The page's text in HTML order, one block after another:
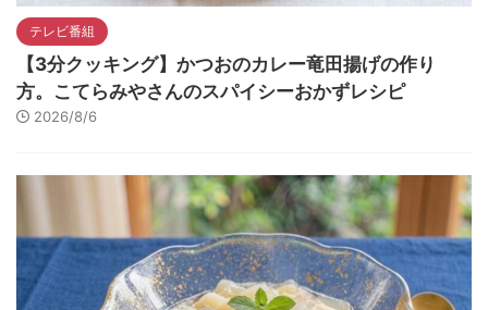
テレビ番組
【3分クッキング】かつおのカレー竜田揚げの作り
方。こてらみやさんのスパイシーおかずレシピ
2026/8/6